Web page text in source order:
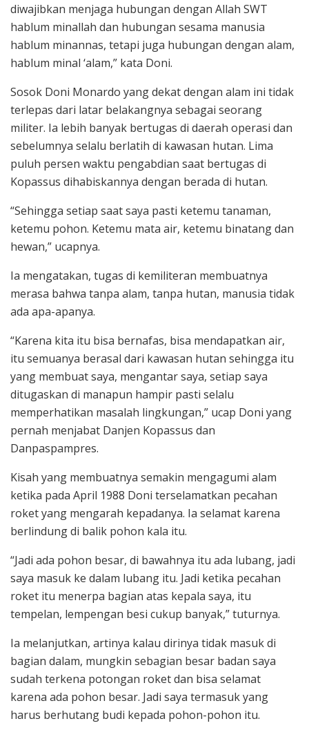
diwajibkan menjaga hubungan dengan Allah SWT
hablum minallah dan hubungan sesama manusia
hablum minannas, tetapi juga hubungan dengan alam,
hablum minal ‘alam,” kata Doni.
Sosok Doni Monardo yang dekat dengan alam ini tidak
terlepas dari latar belakangnya sebagai seorang
militer. Ia lebih banyak bertugas di daerah operasi dan
sebelumnya selalu berlatih di kawasan hutan. Lima
puluh persen waktu pengabdian saat bertugas di
Kopassus dihabiskannya dengan berada di hutan.
“Sehingga setiap saat saya pasti ketemu tanaman,
ketemu pohon. Ketemu mata air, ketemu binatang dan
hewan,” ucapnya.
Ia mengatakan, tugas di kemiliteran membuatnya
merasa bahwa tanpa alam, tanpa hutan, manusia tidak
ada apa-apanya.
“Karena kita itu bisa bernafas, bisa mendapatkan air,
itu semuanya berasal dari kawasan hutan sehingga itu
yang membuat saya, mengantar saya, setiap saya
ditugaskan di manapun hampir pasti selalu
memperhatikan masalah lingkungan,” ucap Doni yang
pernah menjabat Danjen Kopassus dan
Danpaspampres.
Kisah yang membuatnya semakin mengagumi alam
ketika pada April 1988 Doni terselamatkan pecahan
roket yang mengarah kepadanya. Ia selamat karena
berlindung di balik pohon kala itu.
“Jadi ada pohon besar, di bawahnya itu ada lubang, jadi
saya masuk ke dalam lubang itu. Jadi ketika pecahan
roket itu menerpa bagian atas kepala saya, itu
tempelan, lempengan besi cukup banyak,” tuturnya.
Ia melanjutkan, artinya kalau dirinya tidak masuk di
bagian dalam, mungkin sebagian besar badan saya
sudah terkena potongan roket dan bisa selamat
karena ada pohon besar. Jadi saya termasuk yang
harus berhutang budi kepada pohon-pohon itu.